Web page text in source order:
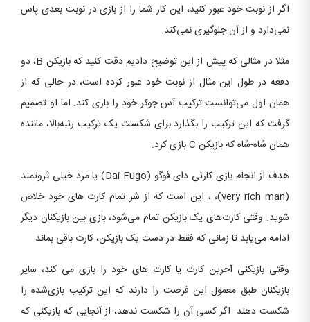
اگر از نوبت خود عبور کنید، این کار شما را از بازی در نوبت بعدی پاس
نمی‌دارد و از آن جلوگیری نمی‌کند.
مثلا در مثالی که پیش از این توضیح دادیم دقت کنید که بازیکن B، دو
دفعه در طول این مثال از نوبت خود عبور کرده است، در حالی که از
همان اول می‌توانست ترکیب آس-جوکر خود را بازی کند. اما او تصمیم
گرفت که این ترکیب را بگذارد برای شکست یک ترکیب رتبه‌بالا، ماننده
همان شاه-شاه که بازیکن C بازی کرد.
هدف از انجام بازی کارتی دای فوگو (Dai Fugo) یا مرد خیلی ثروتمند
(very rich man)، ، این است که از شر تمام کارت های خود خلاص
شوید. وقتی کارت‌های یک بازیکن تمام می‌شود، بازی بین بازیکنان دیگر
ادامه می‌یابد تا زمانی که فقط در دست یک بازیکن، کارت باقی بماند.
وقتی بازیکنی آخرین کارت یا کارت های خود را بازی می کند، سایر
بازیکنان طبق معمول این فرصت را دارند که این ترکیب بازی‌شده را
شکست دهند. اگر کسی آن را شکست ندهد، از آنجایی که بازیکنی که